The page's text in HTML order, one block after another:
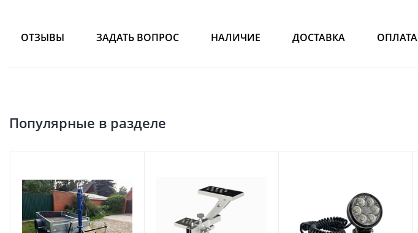
ОТЗЫВЫ ЗАДАТЬ ВОПРОС НАЛИЧИЕ ДОСТАВКА ОПЛАТА
Популярные в разделе